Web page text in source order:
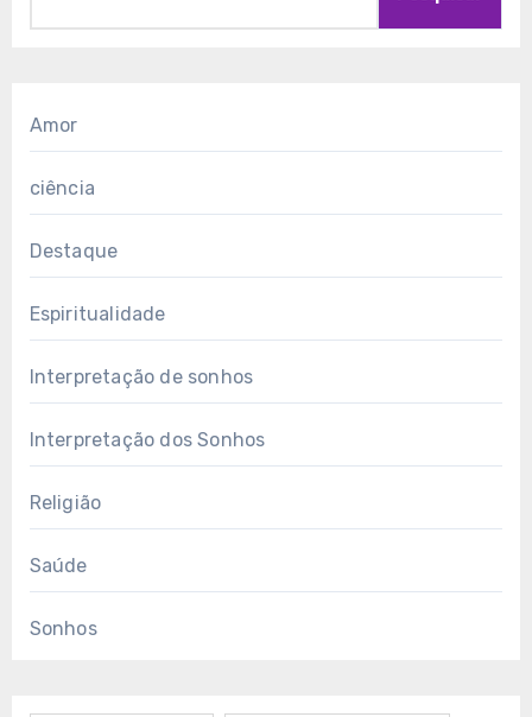
Amor
ciência
Destaque
Espiritualidade
Interpretação de sonhos
Interpretação dos Sonhos
Religião
Saúde
Sonhos